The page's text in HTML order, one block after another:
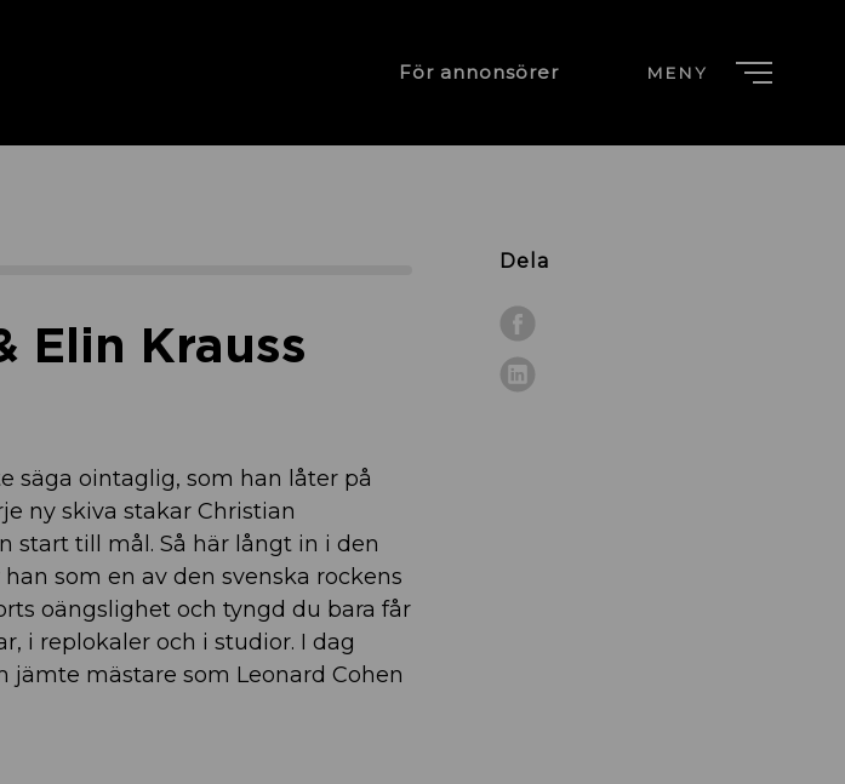
För annonsörer MENY
Dela
Elin Krauss
säga ointaglig, som han låter på
ny skiva stakar Christian
start till mål. Så här långt in i den
som en av den svenska rockens
oängslighet och tyngd du bara får
i replokaler och i studior. I dag
mästare som Leonard Cohen